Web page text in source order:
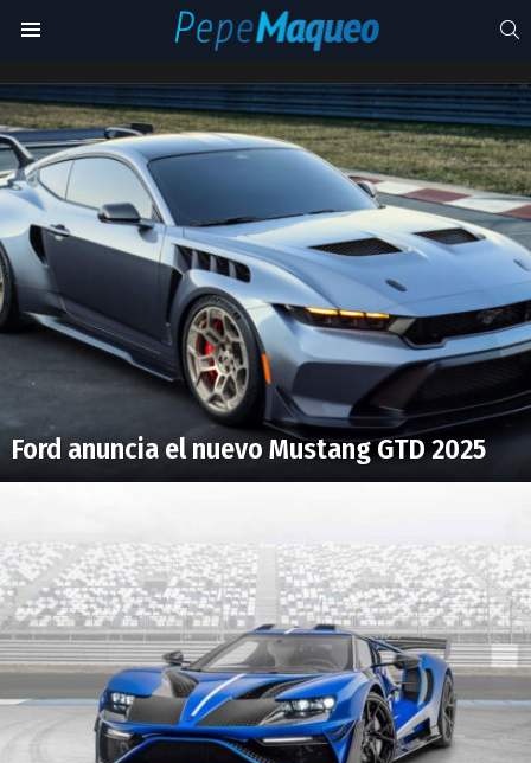
Ford
GT
Latest
stories
Ford anuncia el nuevo Mustang GTD 2025